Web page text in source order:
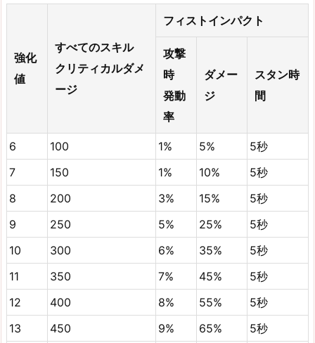
強化
値
すべてのスキル
クリティカルダメ
ージ
フィストインパクト
攻撃
時
発動
率
ダメー
ジ
スタン時
間
6 100 1% 5%
5秒
7
150 1% 10%
5秒
8
200 3% 15%
5秒
9
250 5% 25%
5秒
10
300 6% 35%
5秒
11
350 7% 45%
5秒
12
400 8% 55%
5秒
13
450 9% 65%
5秒